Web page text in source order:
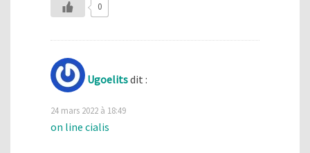
0
Ugoelitsdit :
24 mars 2022 à 18:49
on line cialis